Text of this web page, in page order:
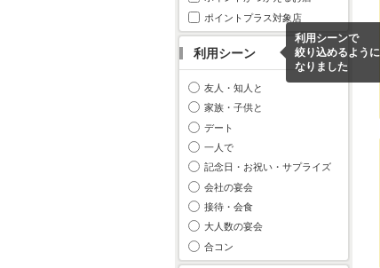
ポイントプラス対象店
利用シーン
利用シーンで
絞り込めるように
なりました
友人・知人と
家族・子供と
デート
一人で
記念日・お祝い・サプライズ
会社の宴会
接待・会食
大人数の宴会
合コン